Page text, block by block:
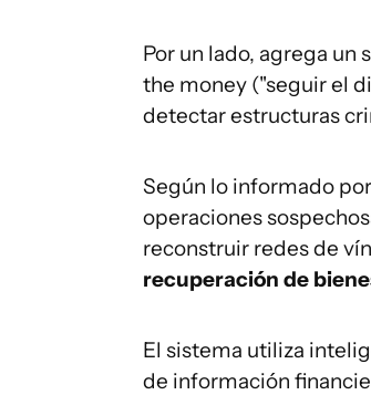
Por un lado, agrega
the money ("seguir el
detectar estructuras
Según lo informado
operaciones
reconstruir redes de
recuperación de
El sistema utiliza
de información